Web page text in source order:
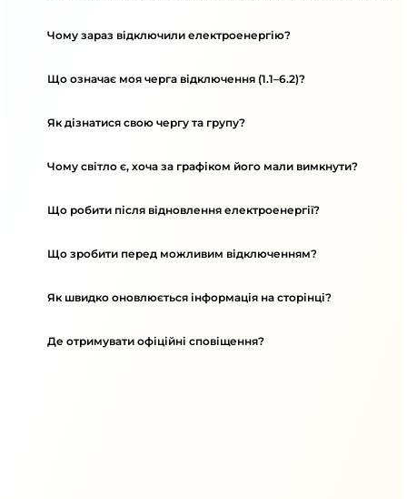
Чому зараз відключили електроенергію?
Що означає моя черга відключення (1.1–6.2)?
Як дізнатися свою чергу та групу?
Чому світло є, хоча за графіком його мали вимкнути?
Що робити після відновлення електроенергії?
Що зробити перед можливим відключенням?
Як швидко оновлюється інформація на сторінці?
Де отримувати офіційні сповіщення?